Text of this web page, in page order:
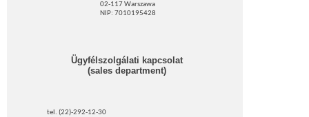
02-117 Warszawa
NIP: 7010195428
Ügyfélszolgálati kapcsolat
(sales department)
tel. (22)-292-12-30